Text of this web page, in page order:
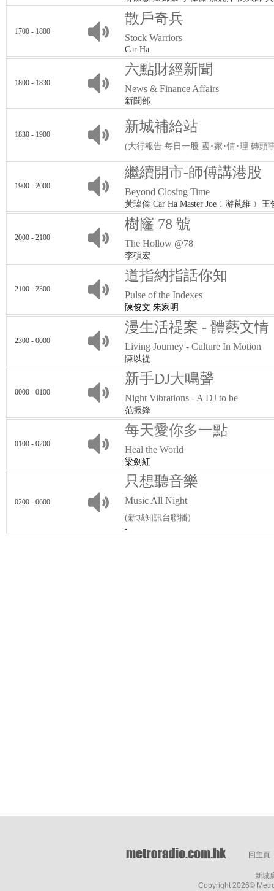
1700 - 1800
散戶奇兵
Stock Warriors
Car Ha
1800 - 1830
六點財經新聞
News & Finance Affairs
新聞部
1830 - 1900 新城補給站
(大行報告 每日一股 國･家･情･理 磚頭
1900 - 2000
繼續開市-師傅講港股
Beyond Closing Time
黃瑋傑 Car Ha Master Joe﹝游莨維﹞ 王
2000 - 2100
樹窿 78 號
The Hollow @78
李碩宏
2100 - 2300
道指納指話你知
Pulse of the Indexes
陳俊文 朱家明
2300 - 0000
漫生活禔案 - 體藝文情
Living Journey - Culture In Motion
陳以禔
0000 - 0100
新手DJ大鳴聲
Night Vibrations - A DJ to be
范振鋒
0100 - 0200
每天愛你多一點
Heal the World
梁劍紅
0200 - 0600
只想聽音樂
Music All Night
(新城知訊台聯播)
-
回主頁
新城
Copyright 2026©